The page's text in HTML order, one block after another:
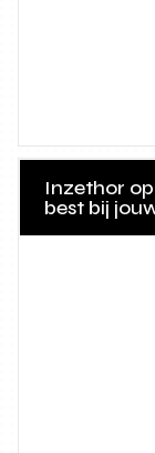
Inzethor
best bij